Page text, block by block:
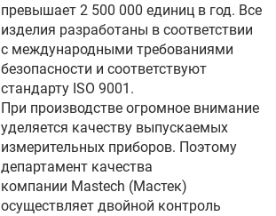
превышает 2 500 000 единиц в год. Все
изделия разработаны в соответствии
с международными требованиями
безопасности и соответствуют
стандарту ISO 9001.
При производстве огромное внимание
уделяется качеству выпускаемых
измерительных приборов. Поэтому
департамент качества
компании Mastech (Мастек)
осуществляет двойной контроль